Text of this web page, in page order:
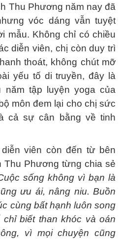
Thu Phương năm nay đã
vóc dáng vẫn tuyệt
mẫu. Không chỉ có chiều
diễn viên, chị còn duy trì
thoát, không chút mỡ
yếu tố di truyền, đây là
năm tập luyện yoga của
môn đem lại cho chị sức
cả sự cân bằng về tinh
viên còn đến từ bên
Thu Phương từng chia sẻ
sống không vì bạn là
ưu ái, nâng niu. Buồn
cùng bất hạnh luôn song
biết than khóc và oán
vì mọi chuyện cũng